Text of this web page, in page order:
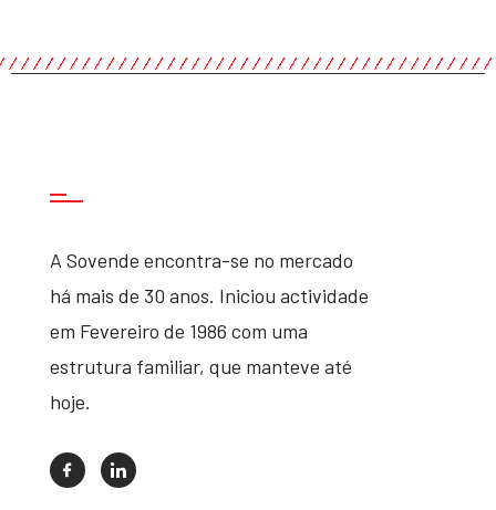
A Sovende encontra-se no mercado
há mais de 30 anos. Iniciou actividade
em Fevereiro de 1986 com uma
estrutura familiar, que manteve até
hoje.